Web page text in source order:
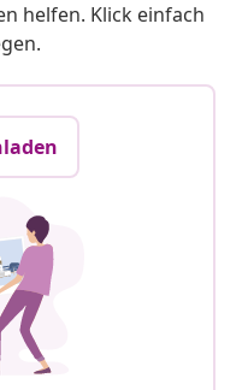
helfen. Klick einfach